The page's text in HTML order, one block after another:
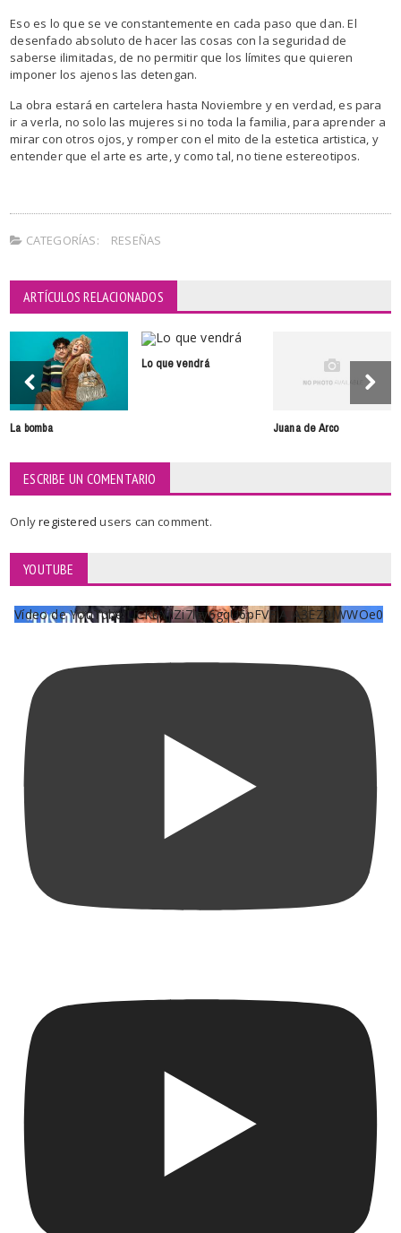
Eso es lo que se ve constantemente en cada paso que dan. El
desenfado absoluto de hacer las cosas con la seguridad de
saberse ilimitadas, de no permitir que los límites que quieren
imponer los ajenos las detengan.
La obra estará en cartelera hasta Noviembre y en verdad, es para
ir a verla, no solo las mujeres si no toda la familia, para aprender a
mirar con otros ojos, y romper con el mito de la estetica artistica, y
entender que el arte es arte, y como tal, no tiene estereotipos.
CATEGORÍAS: RESEÑAS
ARTÍCULOS RELACIONADOS
La bomba
Lo que vendrá
Juana de Arco
ESCRIBE UN COMENTARIO
Onlyregisteredusers can comment.
YOUTUBE
Vídeo de YouTube UCKqYjiZi7lzy6gqU6pFVFiA_A3EZ9JWWOe0